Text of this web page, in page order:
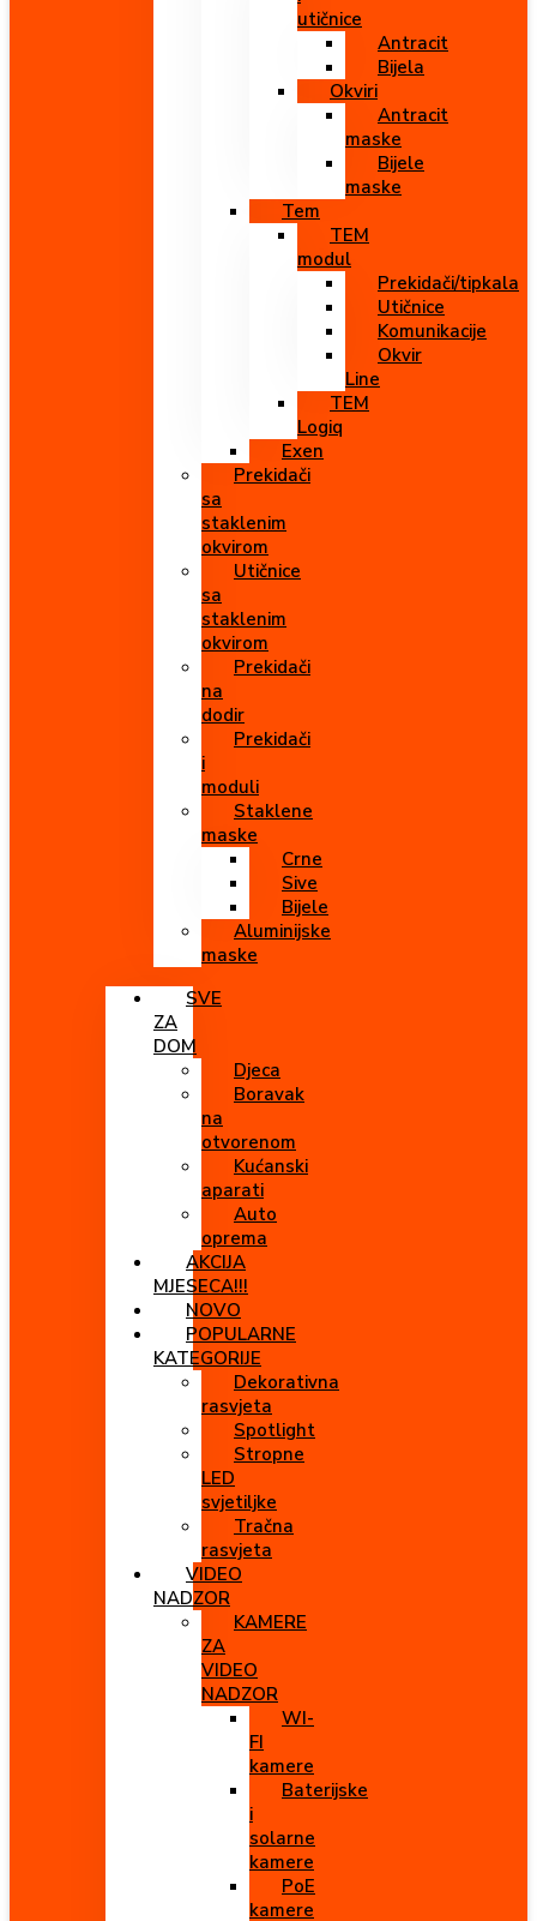
utičnice
Antracit
Bijela
Okviri
Antracit
maske
Bijele
maske
Tem
TEM
modul
Prekidači/tipkala
Utičnice
Komunikacije
Okvir
Line
TEM
Logiq
Exen
Prekidači
sa
staklenim
okvirom
Utičnice
sa
staklenim
okvirom
Prekidači
na
dodir
Prekidači
i
moduli
Staklene
maske
Crne
Sive
Bijele
Aluminijske
maske
SVE
ZA
DOM
Djeca
Boravak
na
otvorenom
Kućanski
aparati
Auto
oprema
AKCIJA
MJESECA!!!
NOVO
POPULARNE
KATEGORIJE
Dekorativna
rasvjeta
Spotlight
Stropne
LED
svjetiljke
Tračna
rasvjeta
VIDEO
NADZOR
KAMERE
ZA
VIDEO
NADZOR
WI-
FI
kamere
Baterijske
i
solarne
kamere
PoE
kamere